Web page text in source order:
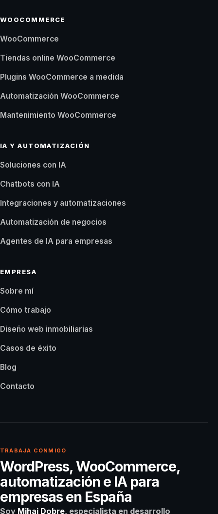
WOOCOMMERCE
WooCommerce
Tiendas online WooCommerce
Plugins WooCommerce a medida
Automatización WooCommerce
Mantenimiento WooCommerce
IA Y AUTOMATIZACIÓN
Soluciones con IA
Chatbots con IA
Integraciones y automatizaciones
Automatización de negocios
Agentes de IA para empresas
EMPRESA
Sobre mí
Cómo trabajo
Diseño web inmobiliarias
Casos de éxito
Blog
Contacto
TRABAJA CONMIGO
WordPress, WooCommerce,
automatización e IA para
empresas en España
Soy Mihai Dobre, especialista en desarrollo